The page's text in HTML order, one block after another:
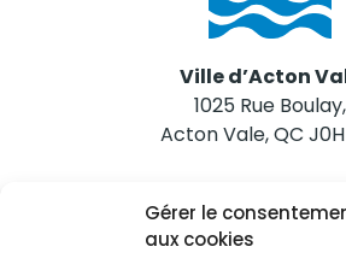
Gérer le
aux cookies
Ville d’Acton
1025 Rue Boulay,
Acton Vale, QC J0H
Nous joindre
Tél. 450 546-2703